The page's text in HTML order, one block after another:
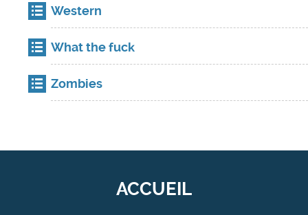
Western
What the fuck
Zombies
ACCUEIL